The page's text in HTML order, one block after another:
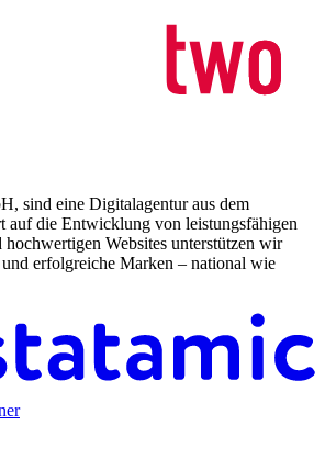
sind eine Digitalagentur aus dem
auf die Entwicklung von leistungsfähigen
Websites unterstützen wir
erfolgreiche Marken – national wie